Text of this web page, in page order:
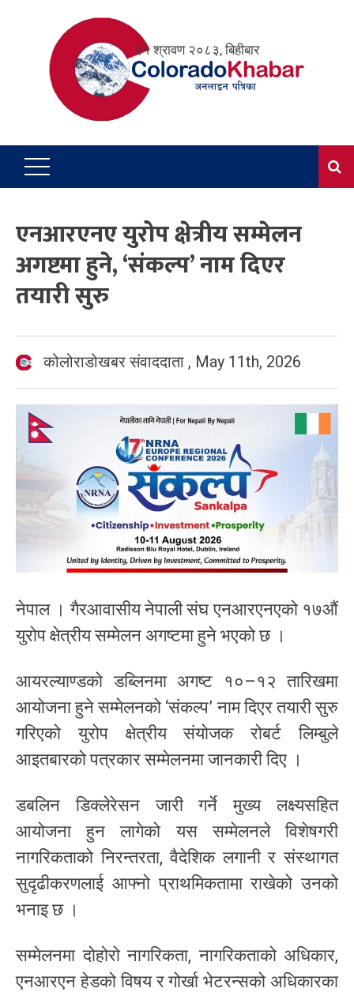
२१ श्रावण २०८३, बिहीबार
एनआरएनए युरोप क्षेत्रीय सम्मेलन
अगष्टमा हुने, ‘संकल्प’ नाम दिएर
तयारी सुरु
कोलोराडोखबर संवाददाता , May 11th, 2026
नेपाल । गैरआवासीय नेपाली संघ एनआरएनएको १७औं
युरोप क्षेत्रीय सम्मेलन अगष्टमा हुने भएको छ ।
आयरल्याण्डको डब्लिनमा अगष्ट १०–१२ तारिखमा
आयोजना हुने सम्मेलनको ‘संकल्प’ नाम दिएर तयारी सुरु
गरिएको युरोप क्षेत्रीय संयोजक रोबर्ट लिम्बुले
आइतबारको पत्रकार सम्मेलनमा जानकारी दिए ।
डबलिन डिक्लेरेसन जारी गर्ने मुख्य लक्ष्यसहित
आयोजना हुन लागेको यस सम्मेलनले विशेषगरी
नागरिकताको निरन्तरता, वैदेशिक लगानी र संस्थागत
सुदृढीकरणलाई आफ्नो प्राथमिकतामा राखेको उनको
भनाइ छ ।
सम्मेलनमा दोहोरो नागरिकता, नागरिकताको अधिकार,
एनआरएन हेडको विषय र गोर्खा भेटरन्सको अधिकारका